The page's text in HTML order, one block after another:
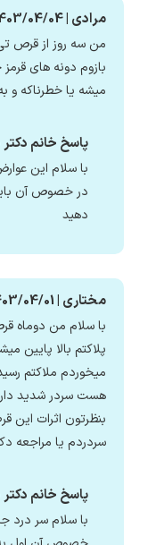
مرادی | 1403/04/04
بازوم دونه های
میشه یا خطرناکه
پاسخ خانم دکتر
با سلام این
در خصوص آن
دهید
مختاری | 1403/04/01
پلاکتم بالا پایین
هست سردر شدید
بنظرتون اثرات این
سردردم یا مراجعه
پاسخ خانم دکتر
با سلام سر درد